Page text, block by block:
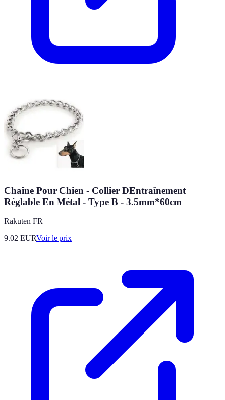
Chaîne Pour Chien - Collier DEntraînement
Réglable En Métal - Type B - 3.5mm*60cm
Rakuten FR
9.02 EURVoir le prix